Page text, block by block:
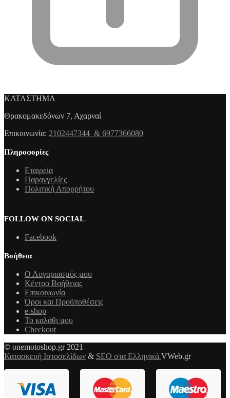
ΚΑΤΑΣΤΗΜΑ
Θρακομακεδόνων 7, Αχαρναί
Επικοινωνία: 2102447344 & 6977366080
Πληροφορίες
Εταιρεία
Παραγγελίες
Πολιτική Απορρήτου
FOLLOW ON SOCIAL
Facebook
Βοήθεια
Ο Λογαριασμός μου
Κέντρο Βοήθειας
Επικοινωνία
Όροι και Προϋποθέσεις
e-shop
Το καλάθι μου
Checkout
© onemotoshop.gr 2021
Κατασκευή Ιστοσελίδων & SEO στα Ελληνικά VWeb.gr